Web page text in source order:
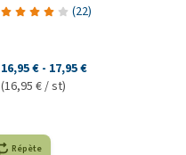
(22)
16,95 € - 17,95 €
(16,95 € / st)
Répète